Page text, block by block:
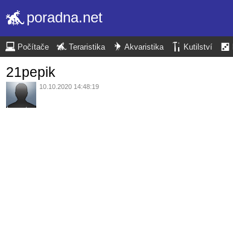
poradna.net
Počítače Teraristika Akvaristika Kutilství
21pepik
10.10.2020 14:48:19